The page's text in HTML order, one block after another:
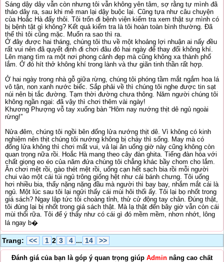
Sáng dậy dây vẫn còn nhưng tôi vẫn không yên tâm, sợ rằng tự mình đã
tháo dây ra, sau khi mê man lại dậy buộc lại. Cũng tựa như câu chuyện
của Hoắc Hà đấy thôi. Tôi trốn đi bệnh viện kiểm tra xem thật sự mình có
bị bệnh tật gì không? Kết quả kiểm tra là tôi hoàn toàn bình thường. Đã
thế thì tôi cũng mặc. Muốn ra sao thì ra.
Ở đây được hai tháng, chúng tôi thu về một khoảng lợi nhuận ai nấy đều
rất vui nên đã quyết định đi chơi đâu đó hai ngày để thay đổi không khí.
Lên mạng tìm ra một nơi phong cảnh đẹp mà cũng không xa thành phố
lắm. Ở đó hít thở không khí trong lành và thư giãn tinh thần rất hợp.
Ở hai ngày trong nhà gỗ giữa rừng, chúng tôi phóng tầm mắt ngắm hoa lá
vô tận, non xanh nước biếc. Sắp phải về thì chúng tôi nghe được tin sạt
núi nên bị tắc đường. Tạm thời đường chưa thông. Năm người chúng tôi
không ngần ngại: đã vậy thì chơi thêm vài ngày!
Khương Phượng vỗ tay xuống bàn “Hôm nay nướng thịt dê ngủ ngoài
rừng!”
Nửa đêm, chúng tôi ngồi bên đống lửa nướng thịt dê. Vì không có kinh
nghiệm nên thịt chúng tôi nướng không bị cháy thì sống. May mà có
đống lửa không thì chơi mất vui, vả lại ăn uống giờ này cũng không còn
quan trọng nữa rồi. Hoắc Hà mang theo cây đàn ghita. Tiếng đàn hòa với
chất giọng eo éo của năm đứa chúng tôi chẳng khác bầy chom cho lắm.
Ăn chơi mệt rồi, gào thét mệt rồi, uống cạn hết sạch bia rồi mỗi người
chui vào một cái túi ngủ trông giống hệt như cái bánh chưng. Tôi uống
hơi nhiều bia, thấy nặng nặng đầu mà người thì bay bay, nhắm mắt cái là
ngủ. Một lúc sau tôi lại ngửi thấy cái mùi hôi thối ấy. Tôi lại bọ nhốt trong
giá sách? Ngay lập tức tôi choàng tỉnh, thử cử động tay chân. Đúng thật,
tôi đúng lại bị nhốt trong giá sách thật. Mà lạ thật đến bây giờ vẫn còn cái
mùi thối rữa. Tôi để ý thấy như có cái gì đó mềm mềm, nhơn nhớt, lông
lá ngay b�
Trang: << 1 2 3 4 ... 14 >>
Đánh giá của bạn là góp ý quan trọng giúp Admin nâng cao chất